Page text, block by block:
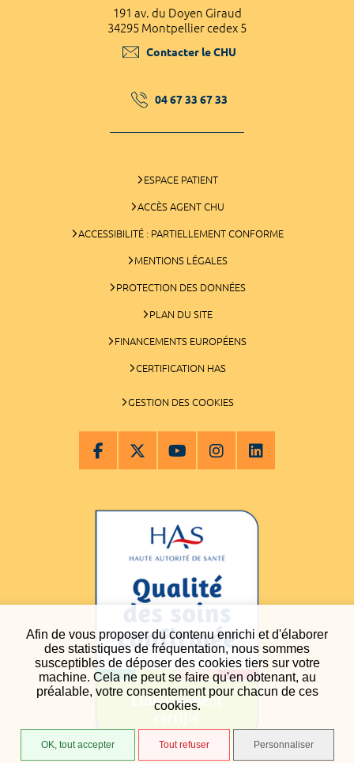
Afin de vous proposer du contenu enrichi et d'élaborer
des statistiques de fréquentation, nous sommes
susceptibles de déposer des cookies tiers sur votre
machine. Cela ne peut se faire qu'en obtenant, au
préalable, votre consentement pour chacun de ces
cookies.
OK, tout accepter Tout refuser Personnaliser
191 av. du Doyen Giraud
34295 Montpellier cedex 5
Contacter le CHU
04 67 33 67 33
ESPACE PATIENT
ACCÈS AGENT CHU
ACCESSIBILITÉ : PARTIELLEMENT CONFORME
MENTIONS LÉGALES
PROTECTION DES DONNÉES
PLAN DU SITE
FINANCEMENTS EUROPÉENS
CERTIFICATION HAS
GESTION DES COOKIES